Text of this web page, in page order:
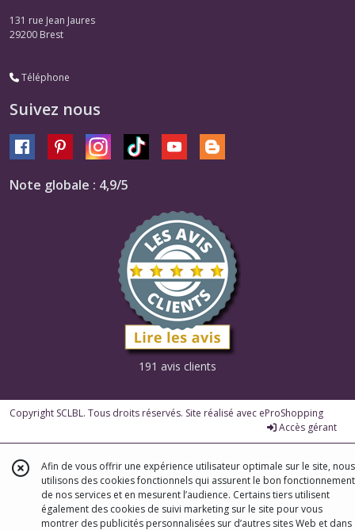
131 rue Jean Jaures
29200 Brest
Téléphone
Suivez nous
Note globale : 4,9/5
191 avis clients
Copyright SCLBL. Tous droits réservés. Site réalisé avec eProShopping
Accès gérant
Afin de vous offrir une expérience utilisateur optimale sur le site, nous
utilisons des cookies fonctionnels qui assurent le bon fonctionnement
de nos services et en mesurent l’audience. Certains tiers utilisent
également des cookies de suivi marketing sur le site pour vous
montrer des publicités personnalisées sur d’autres sites Web et dans